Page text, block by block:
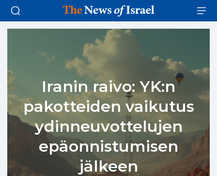
Iranin raivo: YK:n
pakotteiden vaikutus
ydinneuvottelujen
epäonnistumisen
jälkeen